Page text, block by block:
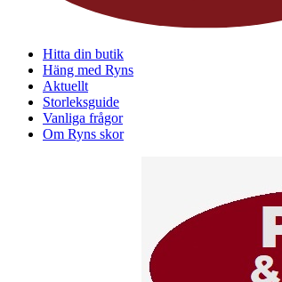
Hitta din butik
Häng med Ryns
Aktuellt
Storleksguide
Vanliga frågor
Om Ryns skor